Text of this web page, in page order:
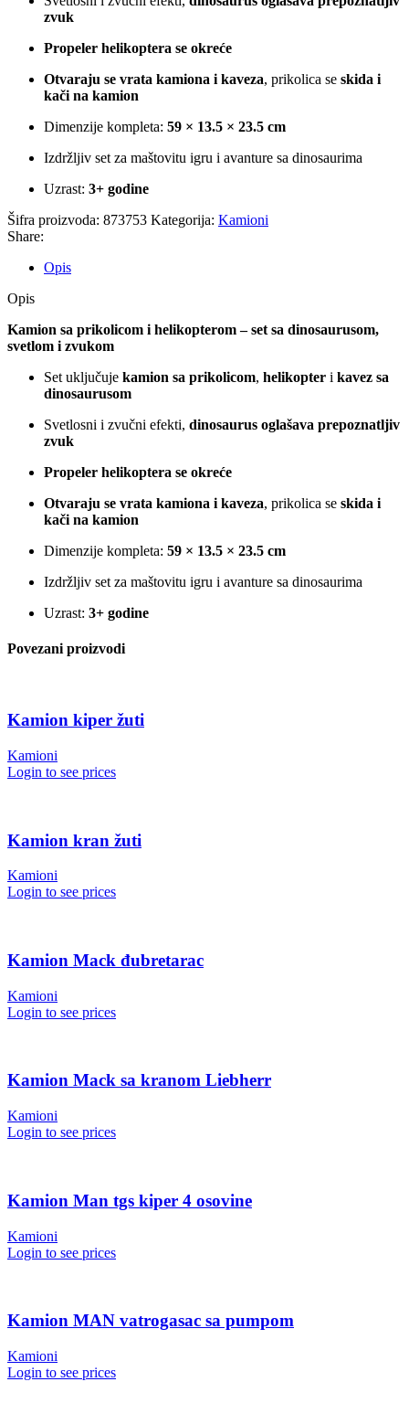
zvuk
Propeler helikoptera se okreće
Otvaraju se vrata kamiona i kaveza, prikolica se skida i
kači na kamion
Dimenzije kompleta: 59 × 13.5 × 23.5 cm
Izdržljiv set za maštovitu igru i avanture sa dinosaurima
Uzrast: 3+ godine
Šifra proizvoda: 873753 Kategorija: Kamioni
Share:
Opis
Opis
Kamion sa prikolicom i helikopterom – set sa dinosaurusom,
svetlom i zvukom
Set uključuje kamion sa prikolicom, helikopter i kavez sa
dinosaurusom
Svetlosni i zvučni efekti, dinosaurus oglašava prepoznatljiv
zvuk
Propeler helikoptera se okreće
Otvaraju se vrata kamiona i kaveza, prikolica se skida i
kači na kamion
Dimenzije kompleta: 59 × 13.5 × 23.5 cm
Izdržljiv set za maštovitu igru i avanture sa dinosaurima
Uzrast: 3+ godine
Povezani proizvodi
Kamion kiper žuti
Kamioni
Login to see prices
Kamion kran žuti
Kamioni
Login to see prices
Kamion Mack đubretarac
Kamioni
Login to see prices
Kamion Mack sa kranom Liebherr
Kamioni
Login to see prices
Kamion Man tgs kiper 4 osovine
Kamioni
Login to see prices
Kamion MAN vatrogasac sa pumpom
Kamioni
Login to see prices